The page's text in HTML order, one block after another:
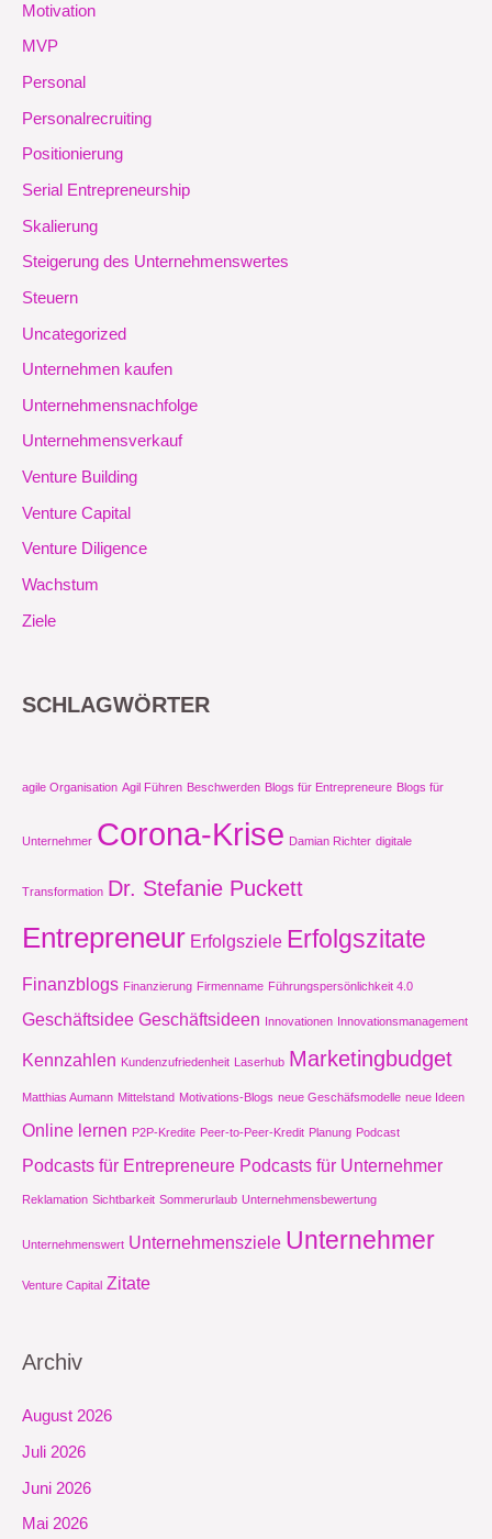
Motivation
MVP
Personal
Personalrecruiting
Positionierung
Serial Entrepreneurship
Skalierung
Steigerung des Unternehmenswertes
Steuern
Uncategorized
Unternehmen kaufen
Unternehmensnachfolge
Unternehmensverkauf
Venture Building
Venture Capital
Venture Diligence
Wachstum
Ziele
SCHLAGWÖRTER
agile Organisation Agil Führen Beschwerden Blogs für Entrepreneure Blogs für
Unternehmer Corona-Krise Damian Richter digitale
Transformation Dr. Stefanie Puckett
Entrepreneur Erfolgsziele Erfolgszitate
Finanzblogs Finanzierung Firmenname Führungspersönlichkeit 4.0
Geschäftsidee Geschäftsideen Innovationen Innovationsmanagement
Kennzahlen Kundenzufriedenheit Laserhub Marketingbudget
Matthias Aumann Mittelstand Motivations-Blogs neue Geschäfsmodelle neue Ideen
Online lernen P2P-Kredite Peer-to-Peer-Kredit Planung Podcast
Podcasts für Entrepreneure Podcasts für Unternehmer
Reklamation Sichtbarkeit Sommerurlaub Unternehmensbewertung
Unternehmenswert Unternehmensziele Unternehmer
Venture Capital Zitate
Archiv
August 2026
Juli 2026
Juni 2026
Mai 2026